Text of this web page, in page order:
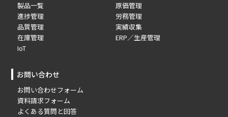
製品一覧
進捗管理
品質管理
在庫管理
IoT
原価管理
労務管理
実績収集
ERP／生産管理
お問い合わせ
お問い合わせフォーム
資料請求フォーム
よくある質問と回答